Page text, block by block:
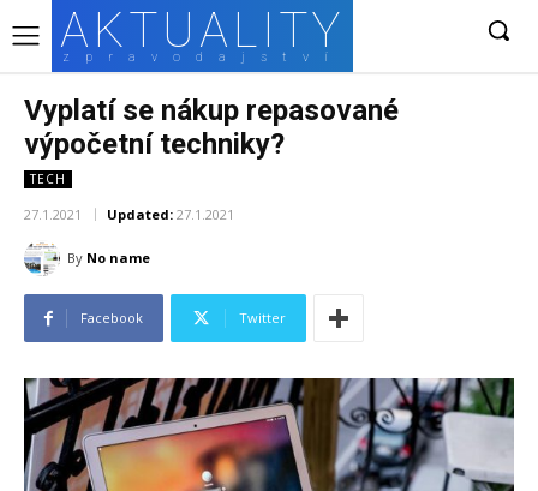
AKTUALITY
zpravodajství
Vyplatí se nákup repasované
výpočetní techniky?
TECH
27.1.2021 Updated: 27.1.2021
By No name
Facebook Twitter